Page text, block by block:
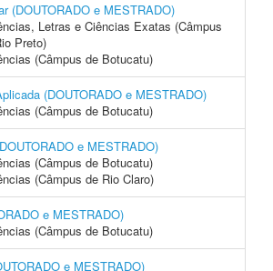
(DOUTORADO e MESTRADO)
Letras e Ciências Exatas (Câmpus
Preto)
(Câmpus de Botucatu)
(DOUTORADO e MESTRADO)
(Câmpus de Botucatu)
e MESTRADO)
(Câmpus de Botucatu)
(Câmpus de Rio Claro)
e MESTRADO)
(Câmpus de Botucatu)
e MESTRADO)